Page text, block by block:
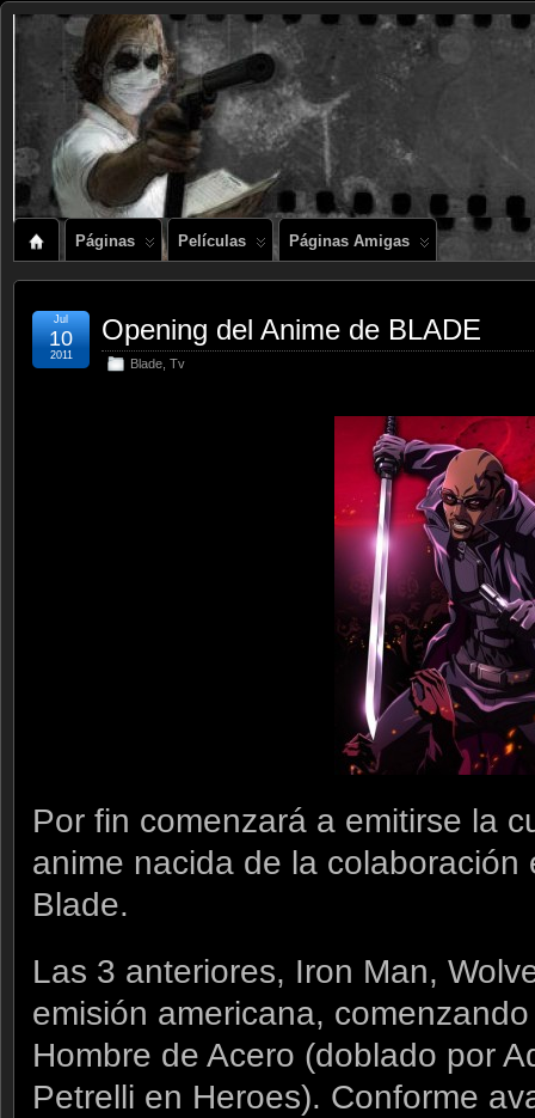
Páginas Películas Páginas Amigas
Opening del Anime de BLADE
Blade Tv
Jul
10
2011
Por fin comenzará a emitirse la
anime nacida de la
Blade.
Las 3 anteriores, Iron Man,
emisión americana,
Hombre de Acero (doblado por
Petrelli en Heroes). Conforme